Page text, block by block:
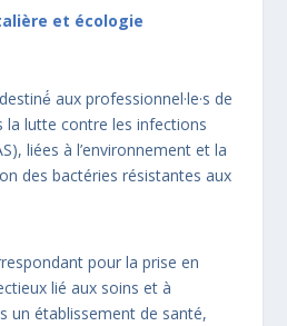
et écologie
aux professionnel·le·s de
la lutte contre les infections
liées à l’environnement et la
des bactéries résistantes aux
pour la prise en
lié aux soins et à
un établissement de santé,